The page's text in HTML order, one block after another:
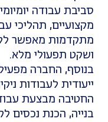
עבודה יומיומית
תהליכי עבודה
מאפשר ללקוחות
תפעולי מלא.
לעבודות ניקיון
מבצעת עבודות
הכנת נכסים לקראת